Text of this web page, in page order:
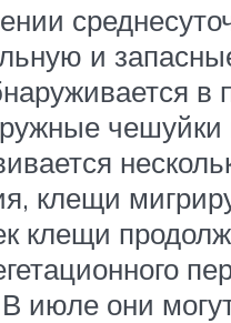
и
в
клещи
клещи
июле они